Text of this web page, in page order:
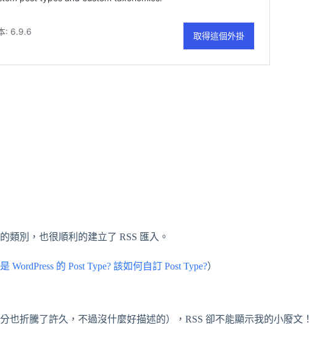
類別，也很順利的建立了 RSS 匯入。
WordPress 的 Post Type? 該如何自訂 Post Type?）
也折騰了許久，不過沒什麼好描述的），RSS 卻不能顯示我的小廢文！